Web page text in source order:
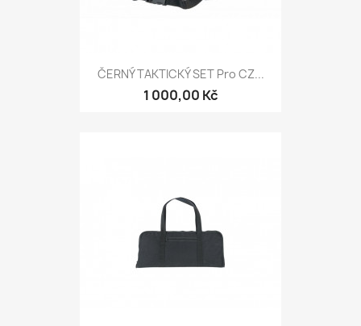
ČERNÝ TAKTICKÝ SET Pro CZ...
1 000,00 Kč